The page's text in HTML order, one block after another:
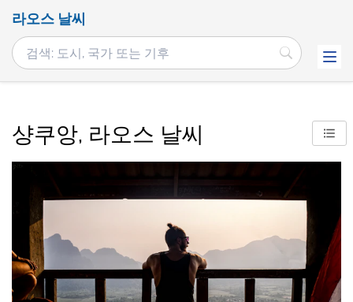
라오스 날씨
샹쿠앙, 라오스 날씨